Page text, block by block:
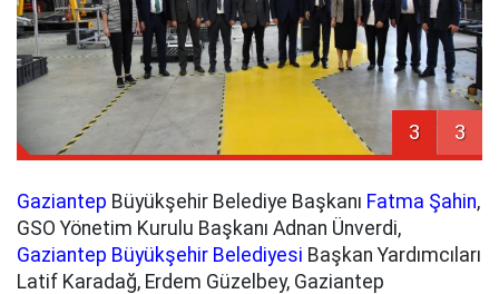
3 3
Gaziantep Büyükşehir Belediye Başkanı Fatma Şahin,
GSO Yönetim Kurulu Başkanı Adnan Ünverdi,
Gaziantep Büyükşehir Belediyesi Başkan Yardımcıları
Latif Karadağ, Erdem Güzelbey, Gaziantep